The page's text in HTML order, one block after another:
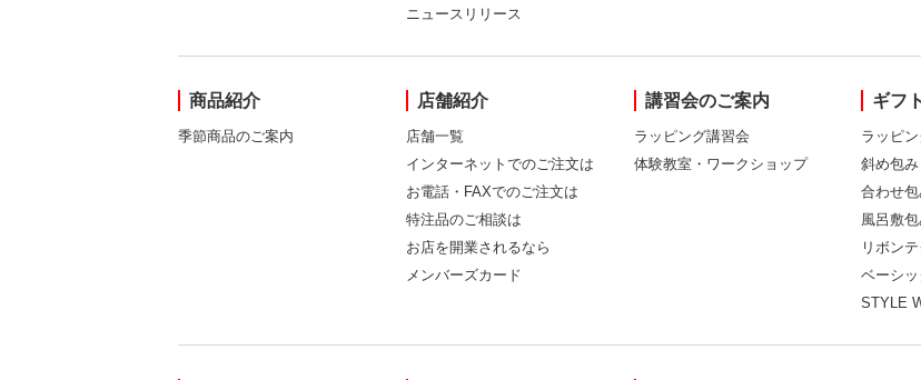
ニュースリリース
商品紹介
季節商品のご案内
店舗紹介
店舗一覧
インターネットでのご注文は
お電話・FAXでのご注文は
特注品のご相談は
お店を開業されるなら
メンバーズカード
講習会のご案内
ラッピング講習会
体験教室・ワークショップ
ギフ
ラッピ
斜め包み
合わせ
風呂敷
リボン
ベーシ
STYLE